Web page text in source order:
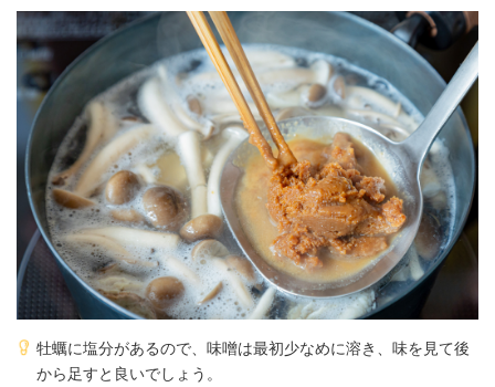
牡蠣に塩分があるので、味噌は最初少なめに溶き、味を見て後
から足すと良いでしょう。